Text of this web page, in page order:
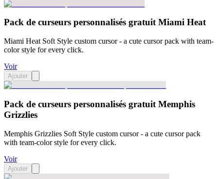
Pack de curseurs personnalisés gratuit Miami Heat
Miami Heat Soft Style custom cursor - a cute cursor pack with team-
color style for every click.
Voir
Ajouter
Pack de curseurs personnalisés gratuit Memphis
Grizzlies
Memphis Grizzlies Soft Style custom cursor - a cute cursor pack
with team-color style for every click.
Voir
Ajouter